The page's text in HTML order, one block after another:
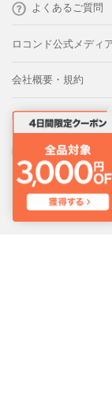
よくあるご質問
ロコンド公式メディ
会社概要・規約
LOCONDO PC版
LOCONDO アプリ
靴と